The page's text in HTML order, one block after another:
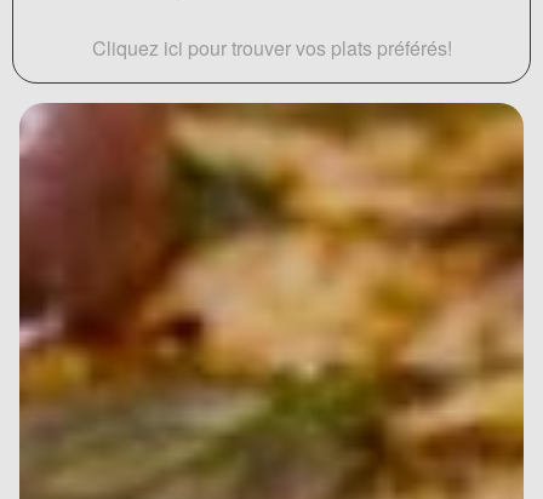
Cliquez ici pour trouver vos plats préférés!